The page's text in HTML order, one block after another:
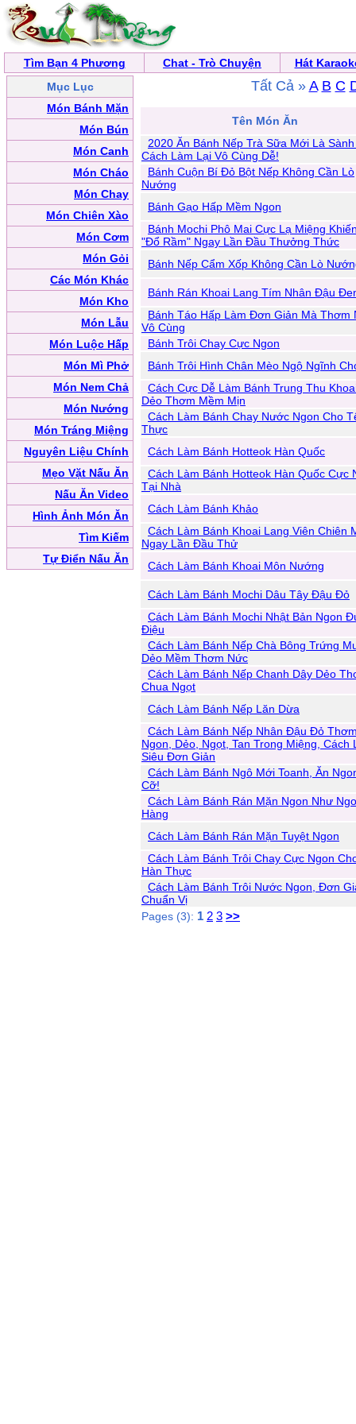
Tìm Bạn 4 Phương Chat - Trò Chuyện
Hát
Mục Lục
Món Bánh Mặn
Món Bún
Món Canh
Món Cháo
Món Chay
Món Chiên Xào
Món Cơm
Món Gỏi
Các Món Khác
Món Kho
Món Lẫu
Món Luộc Hấp
Món Mì Phở
Món Nem Chả
Món Nướng
Món Tráng Miệng
Nguyên Liệu Chính
Mẹo Vặt Nấu Ăn
Nấu Ăn Video
Hình Ảnh Món Ăn
Tìm Kiếm
Tự Điển Nấu Ăn
Tất Cả » A B C
Tên Món Ăn
2020 Ăn Bánh Nếp Trà Sữa Mới Là
Cách Làm Lại Vô Cùng Dễ!
Bánh Cuộn Bí Đỏ Bột Nếp Không Cần Lò
Nướng
Bánh Gạo Hấp Mềm Ngon
Bánh Mochi Phô Mai Cực Lạ Miệng
"Đổ Rầm" Ngay Lần Đầu Thưởng Thức
Bánh Nếp Cẩm Xốp Không Cần Lò
Bánh Rán Khoai Lang Tím Nhân Đậu
Bánh Táo Hấp Làm Đơn Giản Mà Thơm
Vô Cùng
Bánh Trôi Chay Cực Ngon
Bánh Trôi Hình Chân Mèo Ngộ Ngĩnh
Cách Cực Dễ Làm Bánh Trung Thu
Dẻo Thơm Mềm Mịn
Cách Làm Bánh Chay Nước Ngon Cho
Thực
Cách Làm Bánh Hotteok Hàn Quốc
Cách Làm Bánh Hotteok Hàn Quốc Cực
Tại Nhà
Cách Làm Bánh Khảo
Cách Làm Bánh Khoai Lang Viên Chiên
Ngay Lần Đầu Thử
Cách Làm Bánh Khoai Môn Nướng
Cách Làm Bánh Mochi Dâu Tây Đậu Đỏ
Cách Làm Bánh Mochi Nhật Bản Ngon
Điệu
Cách Làm Bánh Nếp Chà Bông Trứng
Dẻo Mềm Thơm Nức
Cách Làm Bánh Nếp Chanh Dây Dẻo
Chua Ngọt
Cách Làm Bánh Nếp Lăn Dừa
Cách Làm Bánh Nếp Nhân Đậu Đỏ
Ngon, Dẻo, Ngọt, Tan Trong Miệng, Cách
Siêu Đơn Giản
Cách Làm Bánh Ngô Mới Toanh, Ăn
Cỡ!
Cách Làm Bánh Rán Mặn Ngon Như
Hàng
Cách Làm Bánh Rán Mặn Tuyệt Ngon
Cách Làm Bánh Trôi Chay Cực Ngon
Hàn Thực
Cách Làm Bánh Trôi Nước Ngon, Đơn
Chuẩn Vị
Pages (3): 1 2 3 >>